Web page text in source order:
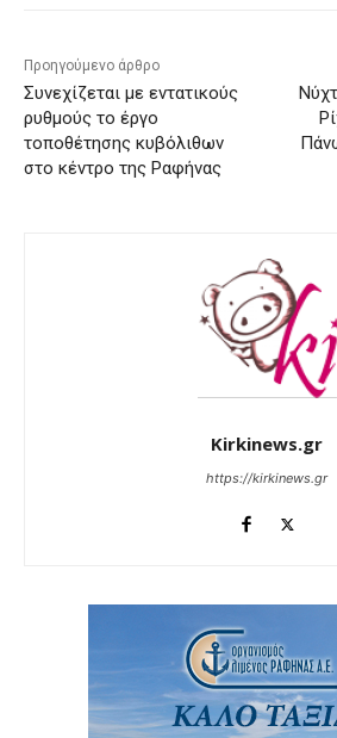
Προηγούμενο άρθρο
Συνεχίζεται με εντατικούς
ρυθμούς το έργο
τοποθέτησης κυβόλιθων
στο κέντρο της Ραφήνας
Kirkinews.gr
https://kirkinews.gr